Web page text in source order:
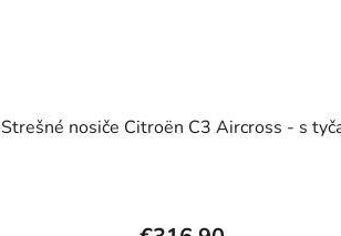
Strešné nosiče Citroën C3 Aircross - s